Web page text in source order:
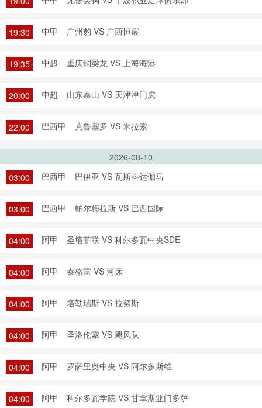
19:30 中甲 广州豹 VS 广西恒宸
19:35 中超 重庆铜梁龙 VS 上海海港
20:00 中超 山东泰山 VS 天津津门虎
22:00 巴西甲 克鲁塞罗 VS 米拉索
2026-08-10
03:00
巴西甲 巴伊亚 VS 瓦斯科达伽马
03:00 巴西甲 帕尔梅拉斯 VS 巴西国际
04:00 阿甲 圣塔菲联 VS 科尔多瓦中央SDE
04:00 阿甲 泰格雷 VS 河床
04:00 阿甲 塔勒瑞斯 VS 拉努斯
04:00 阿甲 圣洛伦索 VS 飓风队
04:00 阿甲 罗萨里奥中央 VS 阿尔多斯维
04:00 阿甲 科尔多瓦学院 VS 甘拿斯亚门多萨